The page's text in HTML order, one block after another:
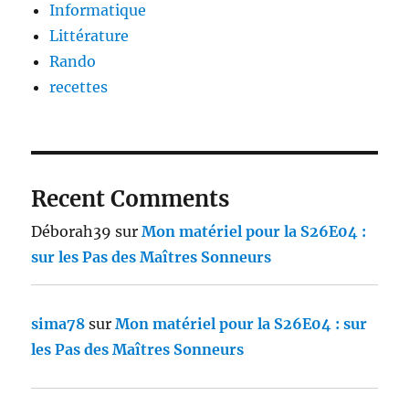
Informatique
Littérature
Rando
recettes
Recent Comments
Déborah39 surMon matériel pour la S26E04 :
sur les Pas des Maîtres Sonneurs
sima78 surMon matériel pour la S26E04 : sur
les Pas des Maîtres Sonneurs